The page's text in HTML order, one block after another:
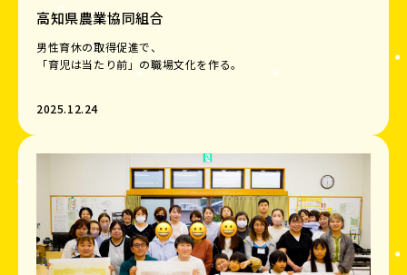
高知県農業協同組合
男性育休の取得促進で、
「育児は当たり前」の職場文化を作る。
2025.12.24